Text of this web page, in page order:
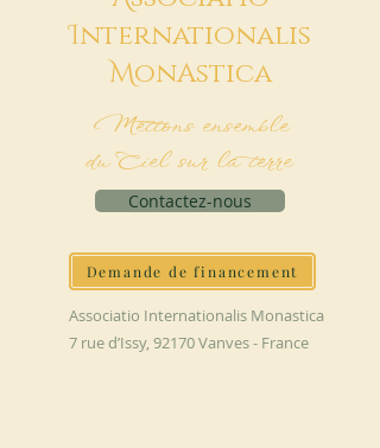
Internationalis
MonAstica
Mettons ensemble
du Ciel sur la terre
Contactez-nous
Demande de financement
Associatio Internationalis Monastica
7 rue d’Issy, 92170 Vanves - France